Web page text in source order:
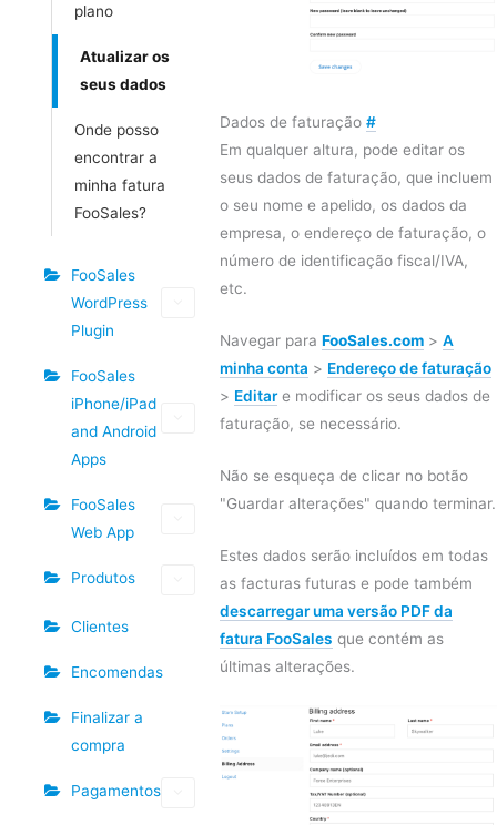
plano
Atualizar os
seus dados
Onde posso
encontrar a
minha fatura
FooSales?
FooSales
WordPress
Plugin
FooSales
iPhone/iPad
and Android
Apps
FooSales
Web App
Produtos
Clientes
Encomendas
Finalizar a
compra
Pagamentos
Dados de faturação #
Em qualquer altura, pode editar os
seus dados de faturação, que incluem
o seu nome e apelido, os dados da
empresa, o endereço de faturação, o
número de identificação fiscal/IVA,
etc.
Navegar para FooSales.com > A
minha conta > Endereço de faturação
> Editare modificar os seus dados de
faturação, se necessário.
Não se esqueça de clicar no botão
"Guardar alterações" quando terminar.
Estes dados serão incluídos em todas
as facturas futuras e pode também
descarregar uma versão PDF da
fatura FooSales que contém as
últimas alterações.